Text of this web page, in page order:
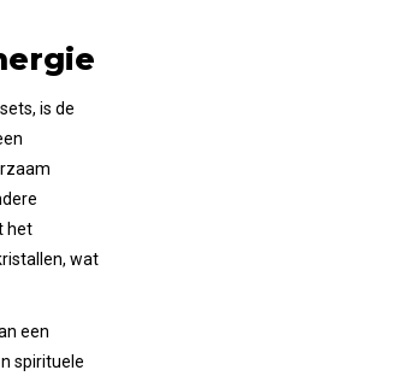
is de
het
wat
een
spirituele